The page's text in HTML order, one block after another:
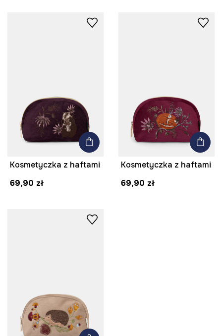
Kosmetyczka z haftami
69,90 zł
Kosmetyczka z haftami
69,90 zł